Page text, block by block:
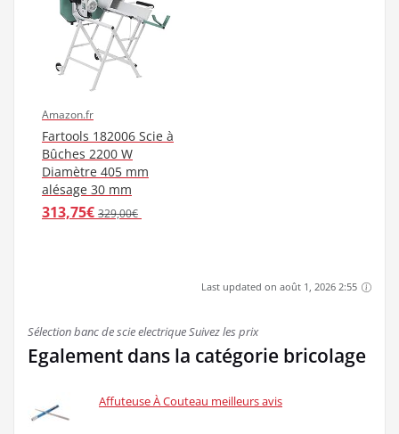
Amazon.fr
Fartools 182006 Scie à
Bûches 2200 W
Diamètre 405 mm
alésage 30 mm
313,75€ 329,00€
Last updated on août 1, 2026 2:55
Sélection banc de scie electrique Suivez les prix
Egalement dans la catégorie bricolage
Affuteuse À Couteau meilleurs avis